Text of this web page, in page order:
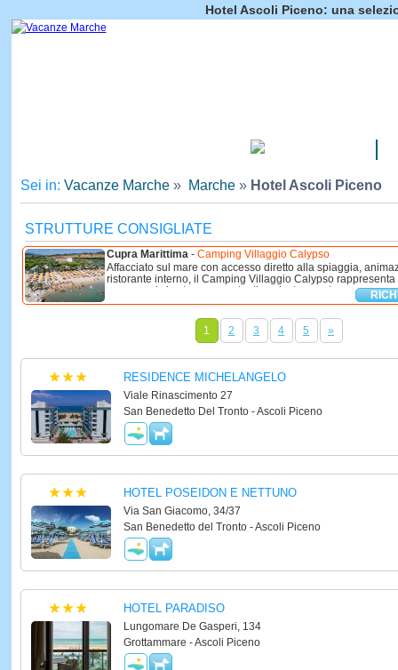
Hotel Ascoli Piceno: una
Sei in: Vacanze Marche» Marche» Hotel Ascoli Piceno
STRUTTURE CONSIGLIATE
Cupra Marittima- Camping Villaggio Calypso
Affacciato sul mare con accesso diretto alla spiaggia,
ristorante interno, il Camping Villaggio Calypso rappresenta
vacanza si vive tra mare autentico, risate spontanee e ...
1 2 3 4 5 »
RESIDENCE MICHELANGELO
Viale Rinascimento 27
San Benedetto Del Tronto - Ascoli Piceno
HOTEL POSEIDON E NETTUNO
Via San Giacomo, 34/37
San Benedetto del Tronto - Ascoli Piceno
HOTEL PARADISO
Lungomare De Gasperi, 134
Grottammare - Ascoli Piceno